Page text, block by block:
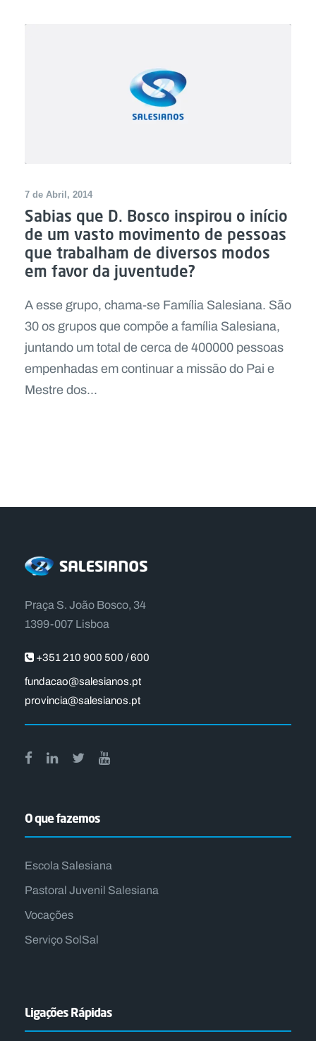
7 de Abril, 2014
Sabias que D. Bosco inspirou o início
de um vasto movimento de pessoas
que trabalham de diversos modos
em favor da juventude?
A esse grupo, chama-se Família Salesiana. São
30 os grupos que compõe a família Salesiana,
juntando um total de cerca de 400000 pessoas
empenhadas em continuar a missão do Pai e
Mestre dos...
Praça S. João Bosco, 34
1399-007 Lisboa
+351 210 900 500 / 600
fundacao@salesianos.pt
provincia@salesianos.pt
O que fazemos
Escola Salesiana
Pastoral Juvenil Salesiana
Vocações
Serviço SolSal
Ligações Rápidas